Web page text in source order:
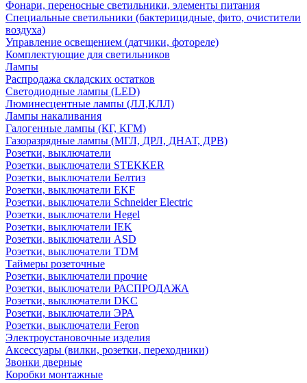
Фонари, переносные светильники, элементы питания
Специальные светильники (бактерицидные, фито, очистители
воздуха)
Управление освещением (датчики, фотореле)
Комплектующие для светильников
Лампы
Распродажа складских остатков
Светодиодные лампы (LED)
Люминесцентные лампы (ЛЛ,КЛЛ)
Лампы накаливания
Галогенные лампы (КГ, КГМ)
Газоразрядные лампы (МГЛ, ДРЛ, ДНАТ, ДРВ)
Розетки, выключатели
Розетки, выключатели STEKKER
Розетки, выключатели Белтиз
Розетки, выключатели EKF
Розетки, выключатели Schneider Electric
Розетки, выключатели Hegel
Розетки, выключатели IEK
Розетки, выключатели ASD
Розетки, выключатели TDM
Таймеры розеточные
Розетки, выключатели прочие
Розетки, выключатели РАСПРОДАЖА
Розетки, выключатели DKC
Розетки, выключатели ЭРА
Розетки, выключатели Feron
Электроустановочные изделия
Аксессуары (вилки, розетки, переходники)
Звонки дверные
Коробки монтажные